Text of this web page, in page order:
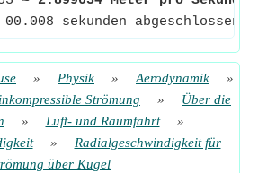
sekunden abgeschlossen)
» Physik » Aerodynamik
»
Strömung
»
Über die
» Luft- und Raumfahrt
»
»
Radialgeschwindigkeit für
über Kugel